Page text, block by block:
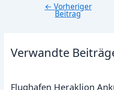
Beitragsnavigation
← Vorheriger
Beitrag
Verwandte
Flughafen Heraklion